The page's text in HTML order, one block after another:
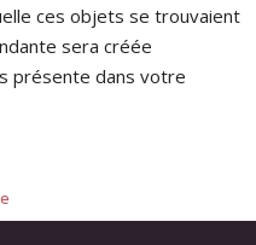
ces objets se trouvaient
sera créée
présente dans votre